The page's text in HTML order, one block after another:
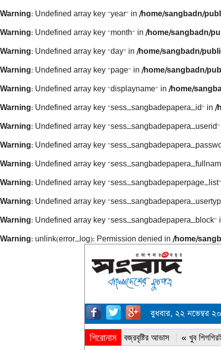
Warning: Undefined array key "year" in /home/sangbadn/
Warning: Undefined array key "month" in /home/sangbadn/
Warning: Undefined array key "day" in /home/sangbadn/
Warning: Undefined array key "page" in /home/sangbadn/
Warning: Undefined array key "displayname" in /home/
Warning: Undefined array key "sess_sangbadepapera_id" in /
Warning: Undefined array key
Warning: Undefined array key
Warning: Undefined array key
Warning: Undefined array key
Warning: Undefined array key
Warning: Undefined array key "sess_sangbadepapera_block"
Warning: unlink(error_log): Permission denied in /home/
বুধবার, ২২ নভেম্বর
শিরোনাম
« সারাদেশে বজ্রবৃষ্টির আভাস « খুব